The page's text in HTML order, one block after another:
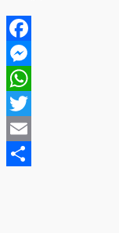
Facebook
Messenger
WhatsApp
Twitter
Email